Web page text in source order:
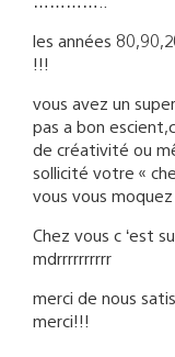
les années
!!!
vous avez un
pas a bon
de créativité ou
sollicité votre «
vous vous moquez
Chez vous c ‘est
mdrrrrrrrrrr
merci de nous
merci!!!